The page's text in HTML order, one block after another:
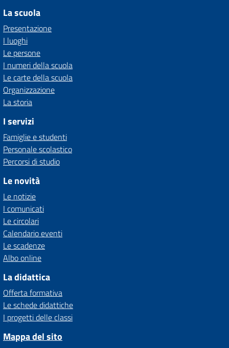
La scuola
Presentazione
I luoghi
Le persone
I numeri della scuola
Le carte della scuola
Organizzazione
La storia
I servizi
Famiglie e studenti
Personale scolastico
Percorsi di studio
Le novità
Le notizie
I comunicati
Le circolari
Calendario eventi
Le scadenze
Albo online
La didattica
Offerta formativa
Le schede didattiche
I progetti delle classi
Mappa del sito